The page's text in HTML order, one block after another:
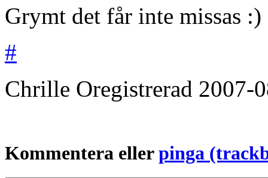
Grymt det får inte missas :)
#
Chrille Oregistrerad 2007-
Kommentera ellerpinga